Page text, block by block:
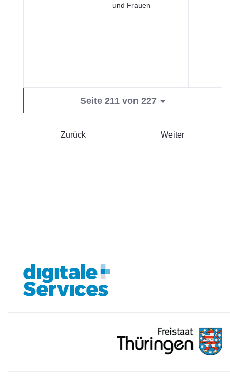
und Frauen
Seite 211 von 227
Zurück Weiter